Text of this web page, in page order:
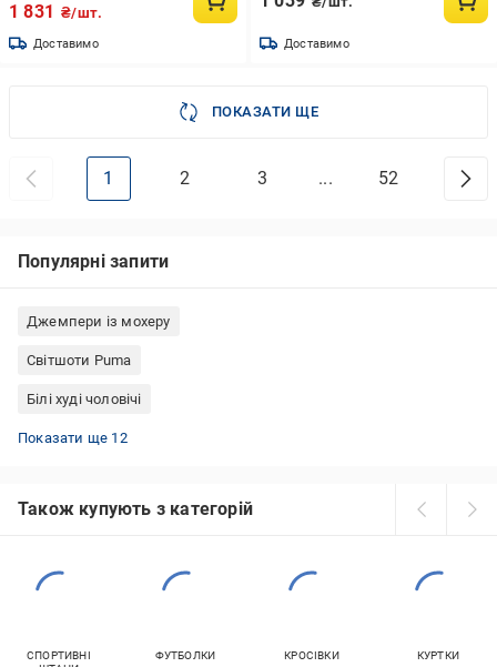
1 831 ₴/шт.
Доставимо Доставимо
ПОКАЗАТИ ЩЕ
1 2 3 ... 52
Популярні запити
Джемпери із мохеру
Cвітшоти Puma
Білі худі чоловічі
Флісові кофти койот
Кофти оверсайз чоловічі
Рожеві світшоти
Водолазки дитячі
Толстовки чоловічі з капюшоном
Флісові толстовки чоловічі
Худі чоловічі Nike
Худі жіночі
Білі толстовки
Кардигани жіночі літні
Кардигани із мохеру
Флісові кофти ЗСУ
Показати ще 12
Також купують з категорій
СПОРТИВНІ
ФУТБОЛКИ КРОСІВКИ КУРТКИ